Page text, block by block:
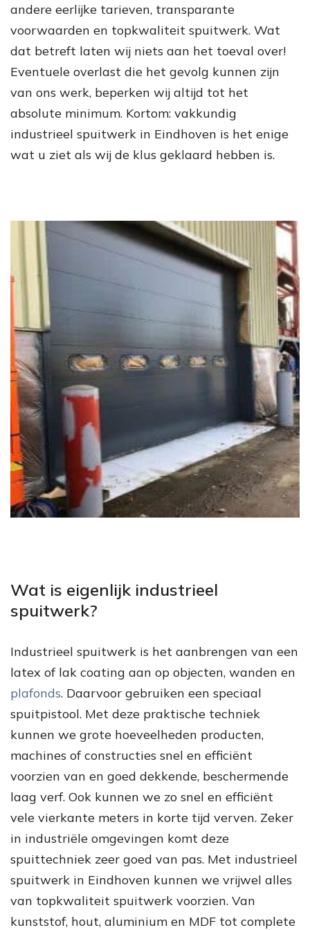
andere eerlijke tarieven, transparante
voorwaarden en topkwaliteit spuitwerk. Wat
dat betreft laten wij niets aan het toeval over!
Eventuele overlast die het gevolg kunnen zijn
van ons werk, beperken wij altijd tot het
absolute minimum. Kortom: vakkundig
industrieel spuitwerk in Eindhoven is het enige
wat u ziet als wij de klus geklaard hebben is.
Wat is eigenlijk industrieel
spuitwerk?
Industrieel spuitwerk is het aanbrengen van een
latex of lak coating aan op objecten, wanden en
plafonds. Daarvoor gebruiken een speciaal
spuitpistool. Met deze praktische techniek
kunnen we grote hoeveelheden producten,
machines of constructies snel en efficiënt
voorzien van en goed dekkende, beschermende
laag verf. Ook kunnen we zo snel en efficiënt
vele vierkante meters in korte tijd verven. Zeker
in industriële omgevingen komt deze
spuittechniek zeer goed van pas. Met industrieel
spuitwerk in Eindhoven kunnen we vrijwel alles
van topkwaliteit spuitwerk voorzien. Van
kunststof, hout, aluminium en MDF tot complete